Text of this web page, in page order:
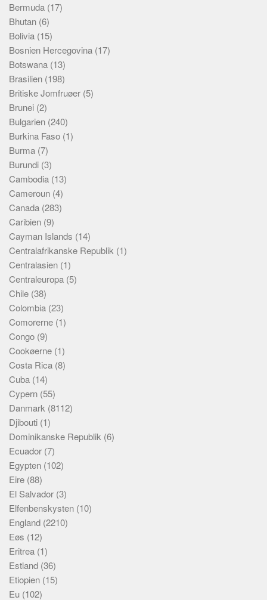
Bermuda (17)
Bhutan (6)
Bolivia (15)
Bosnien Hercegovina (17)
Botswana (13)
Brasilien (198)
Britiske Jomfruøer (5)
Brunei (2)
Bulgarien (240)
Burkina Faso (1)
Burma (7)
Burundi (3)
Cambodia (13)
Cameroun (4)
Canada (283)
Caribien (9)
Cayman Islands (14)
Centralafrikanske Republik (1)
Centralasien (1)
Centraleuropa (5)
Chile (38)
Colombia (23)
Comorerne (1)
Congo (9)
Cookøerne (1)
Costa Rica (8)
Cuba (14)
Cypern (55)
Danmark (8112)
Djibouti (1)
Dominikanske Republik (6)
Ecuador (7)
Egypten (102)
Eire (88)
El Salvador (3)
Elfenbenskysten (10)
England (2210)
Eøs (12)
Eritrea (1)
Estland (36)
Etiopien (15)
Eu (102)